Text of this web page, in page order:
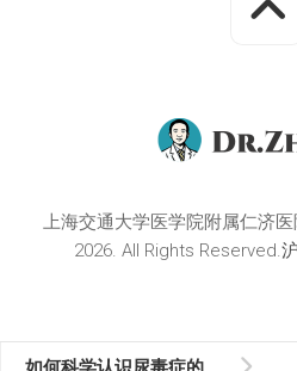
上海交通大学医学院附属仁济
2026. All Rights Reserved.